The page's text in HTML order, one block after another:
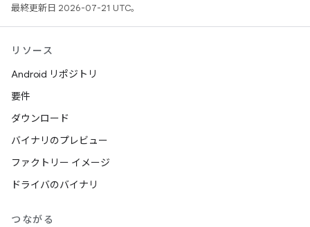
最終更新日 2026-07-21 UTC。
リソース
Android リポジトリ
要件
ダウンロード
バイナリのプレビュー
ファクトリー イメージ
ドライバのバイナリ
つながる